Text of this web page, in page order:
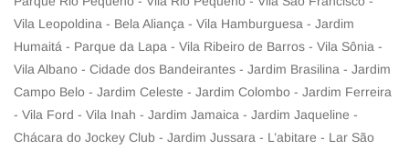
Vila Leopoldina - Bela Aliança - Vila Hamburguesa - Jardim
Humaitá - Parque da Lapa - Vila Ribeiro de Barros - Vila Sônia -
Vila Albano - Cidade dos Bandeirantes - Jardim Brasilina - Jardim
Campo Belo - Jardim Celeste - Jardim Colombo - Jardim Ferreira
- Vila Ford - Vila Inah - Jardim Jamaica - Jardim Jaqueline -
Chácara do Jockey Club - Jardim Jussara - L’abitare - Lar São